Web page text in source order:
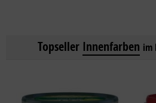
Topseller Innenfarben im